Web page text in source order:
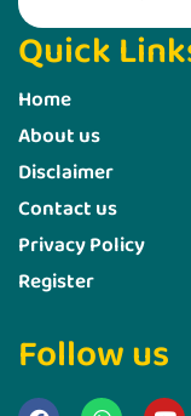
Quick
Home
About us
Disclaimer
Contact us
Privacy Policy
Register
Follow us